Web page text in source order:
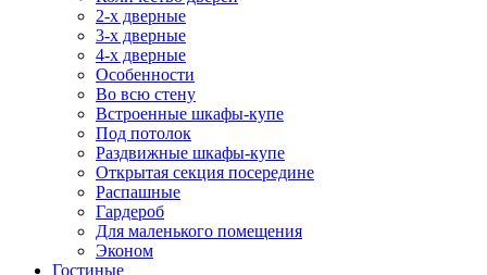
2-х дверные
3-х дверные
4-х дверные
Особенности
Во всю стену
Встроенные шкафы-купе
Под потолок
Раздвижные шкафы-купе
Открытая секция посередине
Распашные
Гардероб
Для маленького помещения
Эконом
Гостиные